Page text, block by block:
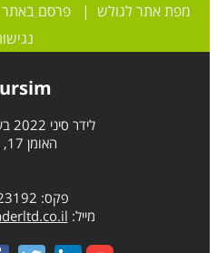
מפת אתר לגולש |פרסם באתר
לידר סיני 2022 בע"מ (קורסים)
האומן 17, חדרה
פקס: 04-6323192
מייל: